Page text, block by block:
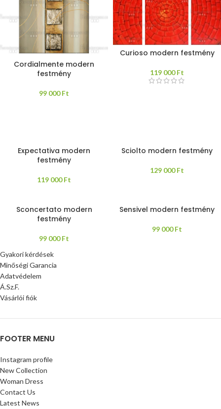
Cordialmente modern
festmény
99 000Ft
Curioso modern festmény
119 000Ft
Expectativa modern
festmény
119 000Ft
Sciolto modern festmény
129 000Ft
Sconcertato modern
festmény
99 000Ft
Sensivel modern festmény
99 000Ft
Gyakori kérdések
Minőségi Garancia
Adatvédelem
Á.Sz.F.
Vásárlói fiók
FOOTER MENU
Instagram profile
New Collection
Woman Dress
Contact Us
Latest News